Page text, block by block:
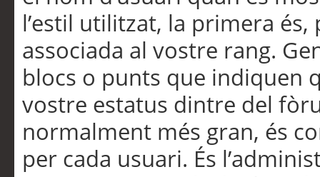
l’estil utilitzat, la primera
associada al vostre rang.
blocs o punts que indiquen
vostre estatus dintre del
normalment més gran, és
per cada usuari. És